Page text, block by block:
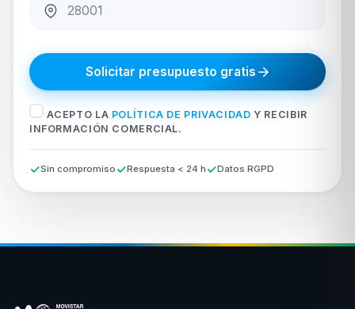
Solicitar presupuesto gratis
ACEPTO LA POLÍTICA DE PRIVACIDAD Y RECIBIR
INFORMACIÓN COMERCIAL.
Sin compromiso Respuesta < 24 h Datos RGPD